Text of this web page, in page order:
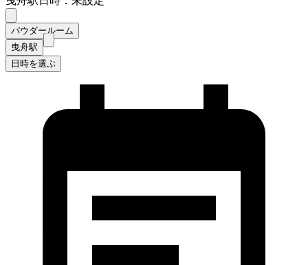
パウダールーム
曳舟駅
日時を選ぶ